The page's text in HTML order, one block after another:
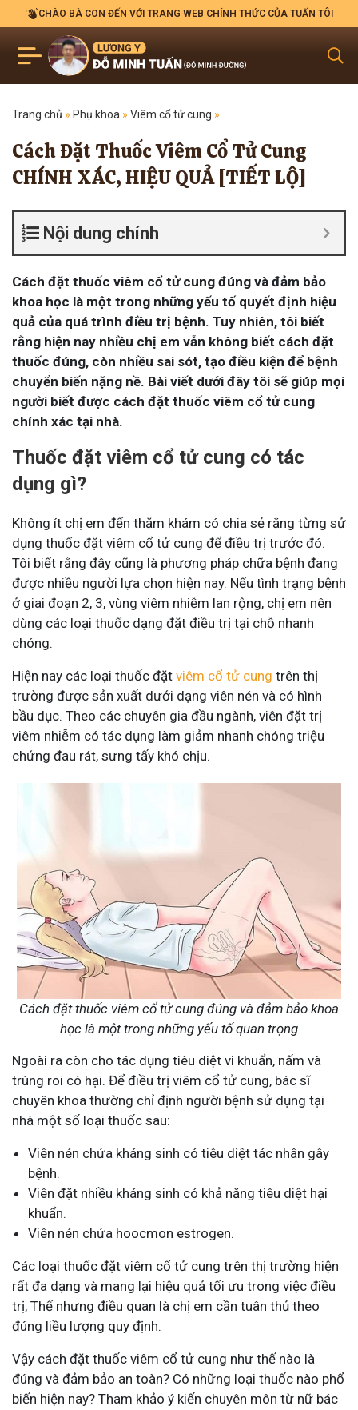
CHÀO BÀ CON ĐẾN VỚI TRANG WEB CHÍNH THỨC CỦA TUẤN TÔI
Trang chủ » Phụ khoa » Viêm cổ tử cung »
Cách Đặt Thuốc Viêm Cổ Tử Cung
CHÍNH XÁC, HIỆU QUẢ [TIẾT LỘ]
Nội dung chính
Cách đặt thuốc viêm cổ tử cung đúng và đảm bảo
khoa học là một trong những yếu tố quyết định hiệu
quả của quá trình điều trị bệnh. Tuy nhiên, tôi biết
rằng hiện nay nhiều chị em vẫn không biết cách đặt
thuốc đúng, còn nhiều sai sót, tạo điều kiện để bệnh
chuyển biến nặng nề. Bài viết dưới đây tôi sẽ giúp mọi
người biết được cách đặt thuốc viêm cổ tử cung
chính xác tại nhà.
Thuốc đặt viêm cổ tử cung có tác
dụng gì?
Không ít chị em đến thăm khám có chia sẻ rằng từng sử
dụng thuốc đặt viêm cổ tử cung để điều trị trước đó.
Tôi biết rằng đây cũng là phương pháp chữa bệnh đang
được nhiều người lựa chọn hiện nay. Nếu tình trạng bệnh
ở giai đoạn 2, 3, vùng viêm nhiễm lan rộng, chị em nên
dùng các loại thuốc dạng đặt điều trị tại chỗ nhanh
chóng.
Hiện nay các loại thuốc đặt viêm cổ tử cung trên thị
trường được sản xuất dưới dạng viên nén và có hình
bầu dục. Theo các chuyên gia đầu ngành, viên đặt trị
viêm nhiễm có tác dụng làm giảm nhanh chóng triệu
chứng đau rát, sưng tấy khó chịu.
Cách đặt thuốc viêm cổ tử cung đúng và đảm bảo khoa
học là một trong những yếu tố quan trọng
Ngoài ra còn cho tác dụng tiêu diệt vi khuẩn, nấm và
trùng roi có hại. Để điều trị viêm cổ tử cung, bác sĩ
chuyên khoa thường chỉ định người bệnh sử dụng tại
nhà một số loại thuốc sau:
Viên nén chứa kháng sinh có tiêu diệt tác nhân gây
bệnh.
Viên đặt nhiều kháng sinh có khả năng tiêu diệt hại
khuẩn.
Viên nén chứa hoocmon estrogen.
Các loại thuốc đặt viêm cổ tử cung trên thị trường hiện
rất đa dạng và mang lại hiệu quả tối ưu trong việc điều
trị, Thế nhưng điều quan là chị em cần tuân thủ theo
đúng liều lượng quy định.
Vậy cách đặt thuốc viêm cổ tử cung như thế nào là
đúng và đảm bảo an toàn? Có những loại thuốc nào phổ
biến hiện nay? Tham khảo ý kiến chuyên môn từ nữ bác